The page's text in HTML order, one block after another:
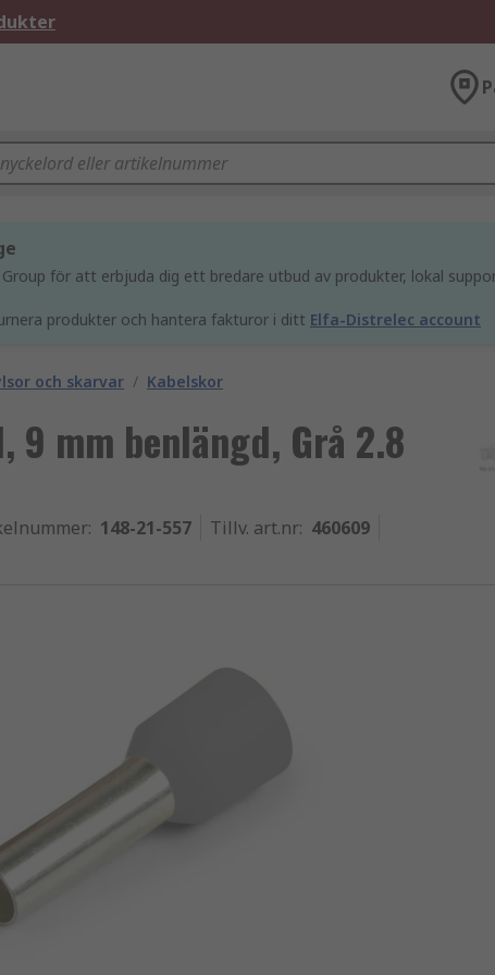
för att erbjuda dig ett bredare utbud av produkter, lokal
produkter och hantera fakturor i ditt Elfa-Distrelec account
och skarvar / Kabelskor
9 mm benlängd, Grå 2.8
: 148-21-557 Tillv. art.nr: 460609